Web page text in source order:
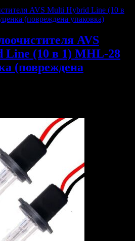
AVS
(10 в 1) MHL-28
(повреждена